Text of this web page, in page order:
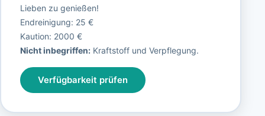
Lieben zu genießen!
Endreinigung: 25 €
Kaution: 2000 €
Nicht inbegriffen:Kraftstoff und Verpflegung.
Verfügbarkeit prüfen